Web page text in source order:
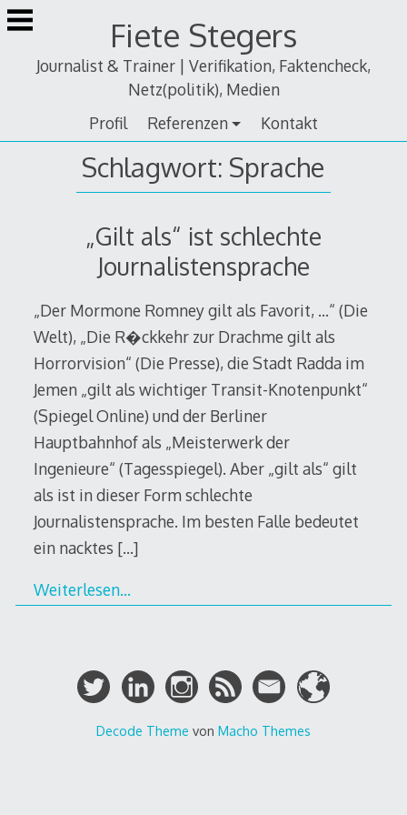
Zum
Inhalt
Fiete Stegers
Journalist & Trainer | Verifikation, Faktencheck,
Netz(politik), Medien
Profil
Referenzen Kontakt
Schlagwort: Sprache
„Gilt als“ ist schlechte
Journalistensprache
„Der Mormone Romney gilt als Favorit, …“ (Die
Welt), „Die R�ckkehr zur Drachme gilt als
Horrorvision“ (Die Presse), die Stadt Radda im
Jemen „gilt als wichtiger Transit-Knotenpunkt“
(Spiegel Online) und der Berliner
Hauptbahnhof als „Meisterwerk der
Ingenieure“ (Tagesspiegel). Aber „gilt als“ gilt
als ist in dieser Form schlechte
Journalistensprache. Im besten Falle bedeutet
ein nacktes […]
Weiterlesen…
Decode Theme von Macho Themes